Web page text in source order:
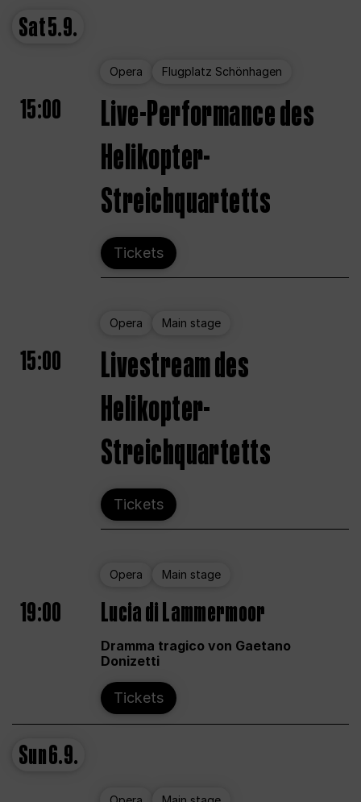
Sat5.9.
Opera Flugplatz Schönhagen
15:00
Live-Performance des
Helikopter-
Streichquartetts
Tickets
Opera Main stage
15:00
Livestream des
Helikopter-
Streichquartetts
Tickets
Opera Main stage
19:00 Lucia di Lammermoor
Dramma tragico von Gaetano
Donizetti
Tickets
Sun6.9.